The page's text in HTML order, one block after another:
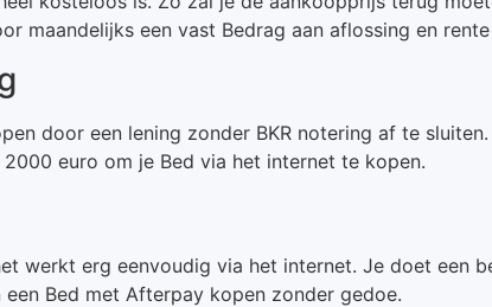
maandelijks een vast Bedrag aan aflossing en
door een lening zonder BKR notering af te
euro om je Bed via het internet te kopen.
werkt erg eenvoudig via het internet. Je doet een
Bed met Afterpay kopen zonder gedoe.